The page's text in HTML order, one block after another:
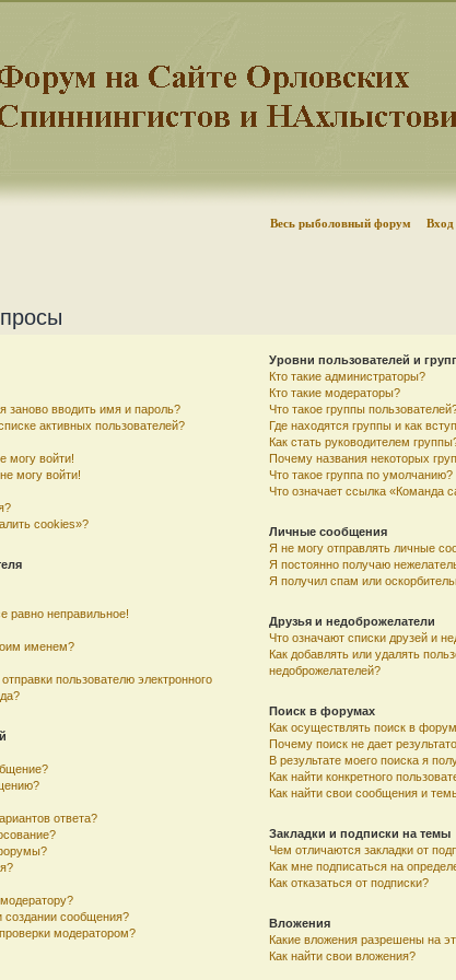
Весь рыболовный форум Вход
заново вводить имя и пароль?
активных пользователей?
могу войти!
могу войти!
cookies»?
равно неправильное!
именем?
пользователю электронного
ответа?
создании сообщения?
модератором?
Уровни пользователей и
Кто такие администраторы?
Кто такие модераторы?
Что такое группы
Где находятся группы и как
Как стать руководителем
Почему названия некоторых
Что такое группа по умолчанию?
Что означает ссылка «Команда
Личные сообщения
Я не могу отправлять личные
Я постоянно получаю
Я получил спам или
Друзья и недоброжелатели
Что означают списки друзей и
Как добавлять или удалять
недоброжелателей?
Поиск в форумах
Как осуществлять поиск в
Почему поиск не дает
В результате моего поиска я
Как найти конкретного
Как найти свои сообщения и
Закладки и подписки на темы
Чем отличаются закладки от
Как мне подписаться на
Как отказаться от подписки?
Вложения
Какие вложения разрешены на
Как найти свои вложения?